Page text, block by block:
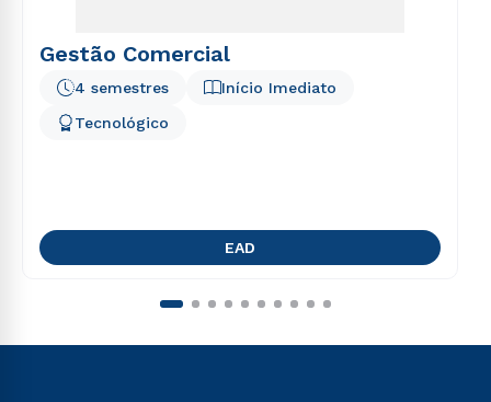
Gestão Comercial
Início Imediato
4 semestres
Tecnológico
EAD